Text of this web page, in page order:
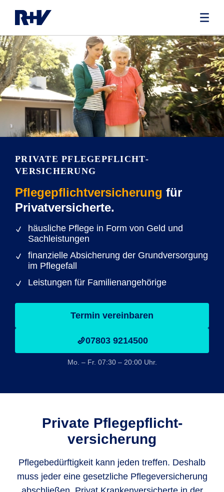
PRIVATE PFLEGEPFLICHT­
VERSICHERUNG
Pflegepflichtversicherung für
Privatversicherte.
häusliche Pflege in Form von Geld und
Sachleistungen
finanzielle Absicherung der Grundversorgung
im Pflegefall
Leistungen für Familienangehörige
Termin vereinbaren
07803 9214500
Mo. – Fr. 07:30 – 20:00 Uhr.
Private Pflegepflicht­
versicherung
Pflegebedürftigkeit kann jeden treffen. Deshalb
muss jeder eine gesetzliche Pflegeversicherung